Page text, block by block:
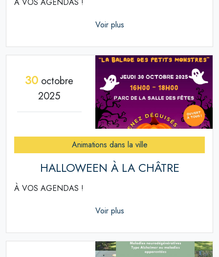
Voir plus
30 octobre
2025
Animations dans la ville
HALLOWEEN À LA CHÂTRE
À VOS AGENDAS !
Voir plus